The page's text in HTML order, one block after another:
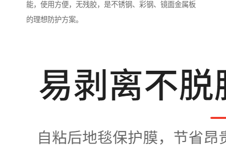
能，使用方便，无残胶，是不锈钢、彩钢、镜面金属板
的理想防护方案。